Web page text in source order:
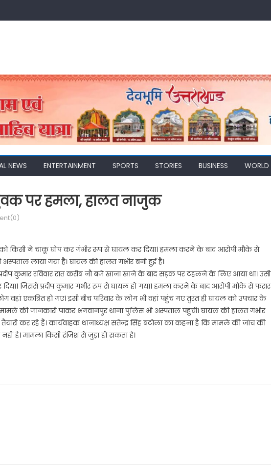
NEWS ENTERTAINMENT SPORTS STORIES BUSINESS WORLD
पर हमला, हालत नाजुक
ने चाकू घोंप कर गंभीर रूप से घायल कर दिया। हमला करने के बाद आरोपी मौके से
लाया गया है। घायल की हालत गंभीर बनी हुई है।
प्रदीप कुमार रविवार रात करीब नौ बजे खाना खाने के बाद सड़क पर टहलने के लिए आया था। उसी
जिससे प्रदीप कुमार गंभीर रूप से घायल हो गया। हमला करने के बाद आरोपी मौके से फरार
एकत्रित हो गए। इसी बीच परिवार के लोग भी वहां पहुंच गए तुरंत ही घायल को उपचार के
की जानकारी पाकर भगवानपुर थाना पुलिस भी अस्पताल पहुंची। घायल की हालत गंभीर
कर रहे हैं। कार्यवाहक थानाध्यक्ष सतेन्द्र सिंह बटोला का कहना है कि मामले की जांच की
है। मामला किसी रंजिश से जुड़ा हो सकता है।